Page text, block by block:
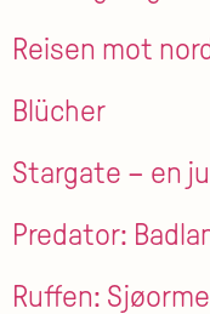
Reisen mot nord
Blücher
Stargate – en
Predator:
Ruffen: